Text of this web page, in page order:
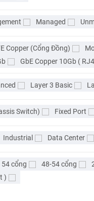
Managed
Copper (Cổng Đồng)
GbE Copper 10Gb (
Layer 3 Basic
Switch) Fixed Port
Industrial Data Center
54 cổng 48-54 cổng
)